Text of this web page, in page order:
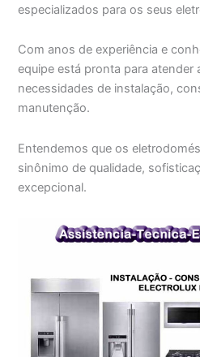
especializados para os seus
Com anos de experiência e
equipe está pronta para atender
necessidades de instalação,
manutenção.
Entendemos que os
sinônimo de qualidade,
excepcional.